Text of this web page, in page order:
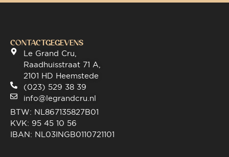
CONTACTGEGEVENS
Le Grand Cru,
Raadhuisstraat 71 A,
2101 HD Heemstede
(023) 529 38 39
info@legrandcru.nl
BTW: NL867135827B01
KVK: 95 45 10 56
IBAN: NL03INGB0110721101